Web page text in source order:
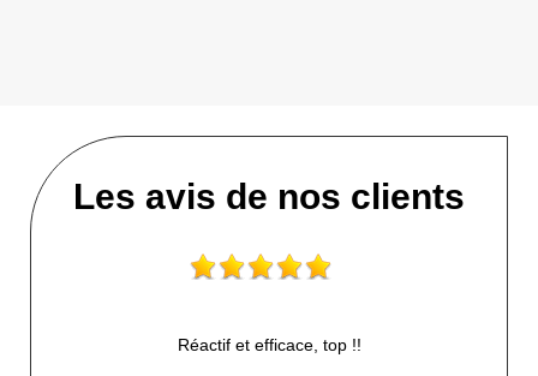
Les avis de nos clients
Réactif et efficace, top !!